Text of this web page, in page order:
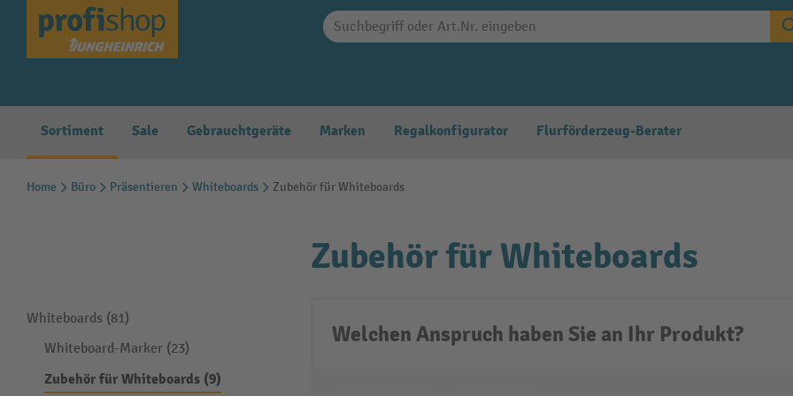
Zur Hauptnavigation springen
Sortiment Sale Gebrauchtgeräte Marken Regalkonfigurator Flurförderzeug-Berater
Home Büro Präsentieren Whiteboards Zubehör für Whiteboards
Whiteboards (81)
Whiteboard-Marker (23)
Zubehör für Whiteboards (9)
Zubehör für Whiteboards
Welchen Anspruch haben Sie an Ihr Produkt?